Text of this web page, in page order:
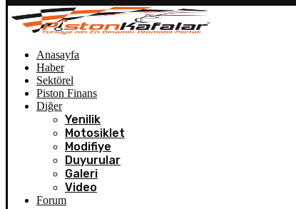
Anasayfa
Haber
Sektörel
Piston Finans
Diğer
Yenilik
Motosiklet
Modifiye
Duyurular
Galeri
Video
Forum